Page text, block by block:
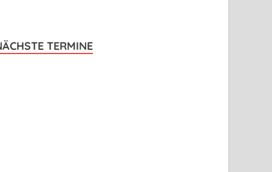
TERMINE